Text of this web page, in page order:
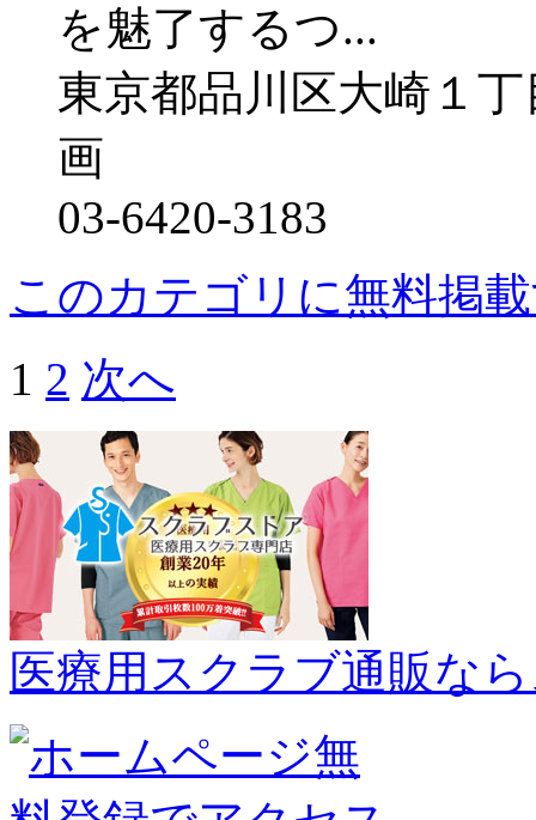
を魅了するつ...
東京都品川区大崎１
画
03-6420-3183
このカテゴリに無料掲
1 2 次へ
医療用スクラブ通販な